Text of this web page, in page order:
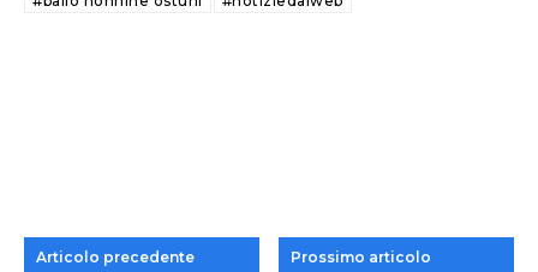
Articolo precedente Prossimo articolo